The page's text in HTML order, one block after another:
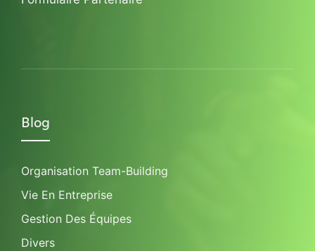
Blog
Organisation Team-Building
Vie En Entreprise
Gestion Des Équipes
Divers